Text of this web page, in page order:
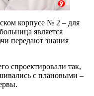
корпусе № 2 – для
является
передают знания
спроектировали так,
с плановыми –